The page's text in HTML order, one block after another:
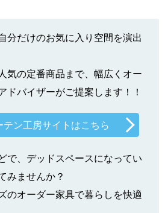
分だけのお気に入り空間を演出
気の定番商品まで、幅広くオー
ドバイザーがご提案します！！
ン工房サイトはこちら
で、デッドスペースになってい
みませんか？
のオーダー家具で暮らしを快適